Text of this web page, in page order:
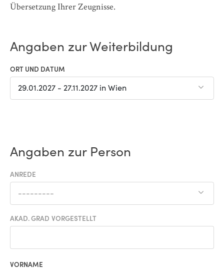
Übersetzung Ihrer Zeugnisse.
Angaben zur Weiterbildung
ORT UND DATUM
29.01.2027 - 27.11.2027 in Wien
Angaben zur Person
ANREDE
---------
AKAD. GRAD VORGESTELLT
VORNAME